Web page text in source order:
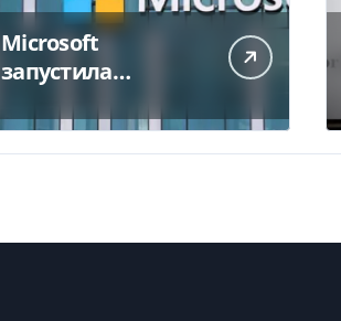
Microsoft
запустила
центр в Индии за
$20,5 миллиарда